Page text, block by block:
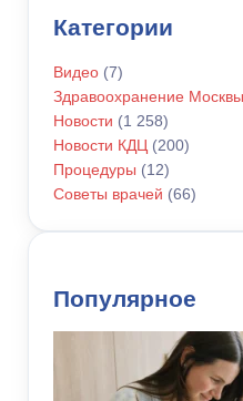
Категории
Видео (7)
Здравоохранение Москвы
Новости (1 258)
Новости КДЦ (200)
Процедуры (12)
Советы врачей (66)
Популярное